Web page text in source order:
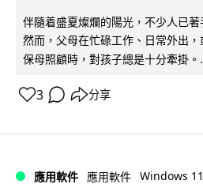
伴隨着盛夏燦爛的陽光，不少人已著
然而，父母在忙碌工作、日常外出
保母照顧時，對孩子總是十分牽掛。
3 分享
應用軟件 應用軟件 Windows 11